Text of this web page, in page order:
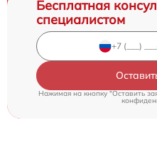
Бесплатная
специалистом
Нажимая на кнопку "Оставить